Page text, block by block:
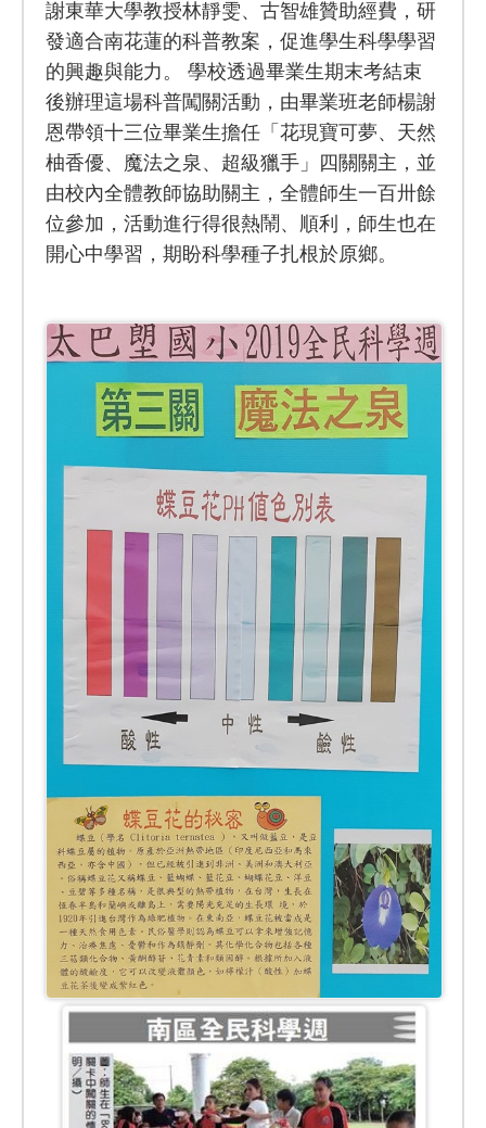
謝東華大學教授林靜雯、古智雄贊助經費，研
發適合南花蓮的科普教案，促進學生科學學習
的興趣與能力。 學校透過畢業生期末考結束
後辦理這場科普闖關活動，由畢業班老師楊謝
恩帶領十三位畢業生擔任「花現寶可夢、天然
柚香優、魔法之泉、超級獵手」四關關主，並
由校內全體教師協助關主，全體師生一百卅餘
位參加，活動進行得很熱鬧、順利，師生也在
開心中學習，期盼科學種子扎根於原鄉。